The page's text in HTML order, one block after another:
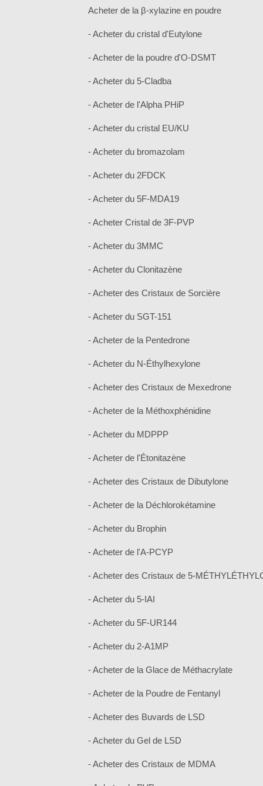
Acheter de la β-xylazine en poudre
- Acheter du cristal d'Eutylone
- Acheter de la poudre d'O-DSMT
- Acheter du 5-Cladba
- Acheter de l'Alpha PHiP
- Acheter du cristal EU/KU
- Acheter du bromazolam
- Acheter du 2FDCK
- Acheter du 5F-MDA19
- Acheter Cristal de 3F-PVP
- Acheter du 3MMC
- Acheter du Clonitazène
- Acheter des Cristaux de Sorcière
- Acheter du SGT-151
- Acheter de la Pentedrone
- Acheter du N-Éthylhexylone
- Acheter des Cristaux de Mexedrone
- Acheter de la Méthoxphénidine
- Acheter du MDPPP
- Acheter de l'Étonitazène
- Acheter des Cristaux de Dibutylone
- Acheter de la Déchlorokétamine
- Acheter du Brophin
- Acheter de l'A-PCYP
- Acheter des Cristaux de 5-
- Acheter du 5-IAI
- Acheter du 5F-UR144
- Acheter du 2-A1MP
- Acheter de la Glace de Méthacrylate
- Acheter de la Poudre de Fentanyl
- Acheter des Buvards de LSD
- Acheter du Gel de LSD
- Acheter des Cristaux de MDMA